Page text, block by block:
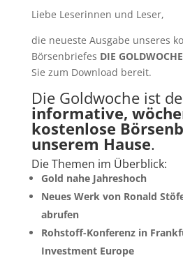
Liebe Leserinnen und Leser,
die neueste Ausgabe unseres
Börsenbriefes DIE GOLDWOCHE
Sie zum Download bereit.
Die Goldwoche ist
informative,
kostenlose
unserem Hause.
Die Themen im Überblick:
Gold nahe Jahreshoch
Neues Werk von Ronald
abrufen
Rohstoff-Konferenz in
Investment Europe